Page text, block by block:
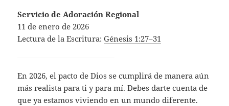
Servicio de Adoración Regional
11 de enero de 2026
Lectura de la Escritura:Génesis 1:27–31
En 2026, el pacto de Dios se cumplirá de manera aún
más realista para ti y para mí. Debes darte cuenta de
que ya estamos viviendo en un mundo diferente.